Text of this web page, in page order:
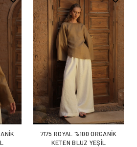
7175 ROYAL %100 ORGANİK
KETEN BLUZ YEŞİL